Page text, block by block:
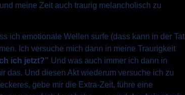
meine Zeit auch traurig melancholisch zu
ich emotionale Wellen surfe (dass kann in der Tat
Ich versuche mich dann in meine Traurigkeit
ich jetzt?” Und was auch immer ich dann in
das. Und diesen Akt wiederum versuche ich zu
gebe mir die Extra-Zeit, führe eine